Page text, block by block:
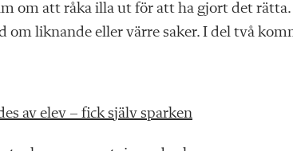
om att råka illa ut för att ha gjort det
om liknande eller värre saker. I del två
av elev – fick själv sparken